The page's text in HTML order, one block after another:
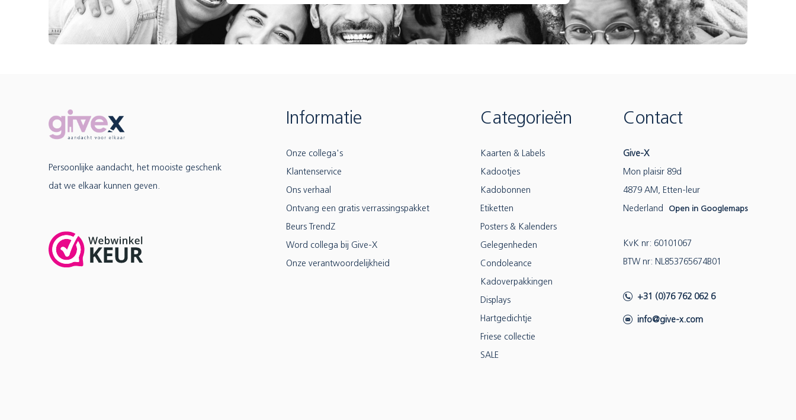
Persoonlijke aandacht, het mooiste geschenk
dat we elkaar kunnen geven.
Informatie
Onze collega's
Klantenservice
Ons verhaal
Ontvang een gratis verrassingspakket
Beurs TrendZ
Word collega bij Give-X
Onze verantwoordelijkheid
Categorieën
Kaarten & Labels
Kadootjes
Kadobonnen
Etiketten
Posters & Kalenders
Gelegenheden
Condoleance
Kadoverpakkingen
Displays
Hartgedichtje
Friese collectie
SALE
Contact
Give-X
Mon plaisir 89d
4879 AM, Etten-leur
Nederland Open in Googlemaps
KvK nr: 60101067
BTW nr: NL853765674B01
+31 (0)76 762 062 6
info@give-x.com